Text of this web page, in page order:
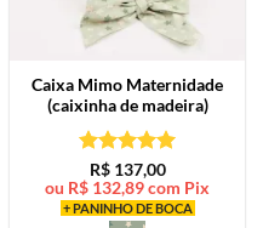
Caixa Mimo Maternidade
(caixinha de madeira)
Avaliação5
de 5
R$137,00
ou R$ 132,89com Pix
+ PANINHO DE BOCA